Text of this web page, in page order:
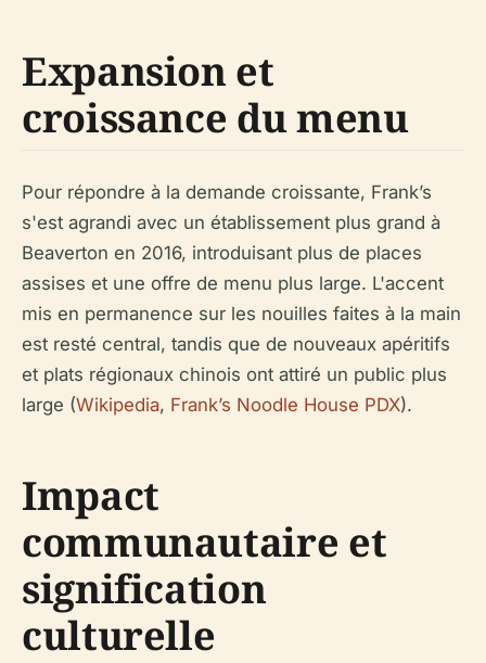
Expansion et
croissance du menu
Pour répondre à la demande croissante, Frank’s
s'est agrandi avec un établissement plus grand à
Beaverton en 2016, introduisant plus de places
assises et une offre de menu plus large. L'accent
mis en permanence sur les nouilles faites à la main
est resté central, tandis que de nouveaux apéritifs
et plats régionaux chinois ont attiré un public plus
large (Wikipedia, Frank’s Noodle House PDX).
Impact
communautaire et
signification
culturelle